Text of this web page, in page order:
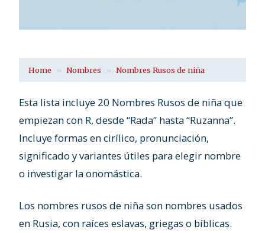
Home Nombres Nombres Rusos de niña
Esta lista incluye 20 Nombres Rusos de niña que
empiezan con R, desde “Rada” hasta “Ruzanna”.
Incluye formas en cirílico, pronunciación,
significado y variantes útiles para elegir nombre
o investigar la onomástica.
Los nombres rusos de niña son nombres usados
en Rusia, con raíces eslavas, griegas o bíblicas.